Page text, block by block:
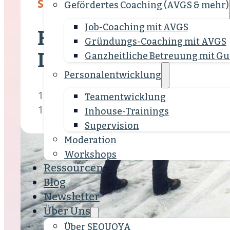
Gefördertes Coaching (AVGS & mehr)
Job-Coaching mit AVGS
Gründungs-Coaching mit AVGS
Ganzheitliche Betreuung mit
Personalentwicklung
Team­entwicklung
Inhouse-Trainings
Supervision
Moderation
Workshops
Ressourcen
Blog
Newsletter
Über Uns
Über SEQUOYA
SEQUOYA Blog
Raus aus der
Diese
1 Min.
16.07.2020